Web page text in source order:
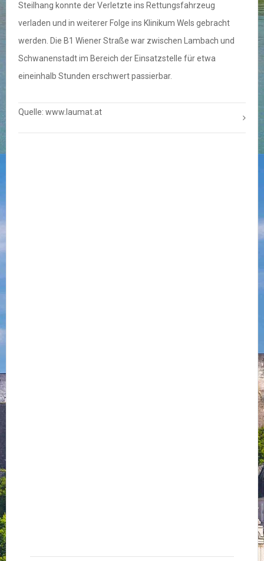
Steilhang konnte der Verletzte ins Rettungsfahrzeug
verladen und in weiterer Folge ins Klinikum Wels gebracht
werden. Die B1 Wiener Straße war zwischen Lambach und
Schwanenstadt im Bereich der Einsatzstelle für etwa
eineinhalb Stunden erschwert passierbar.
Quelle: www.laumat.at